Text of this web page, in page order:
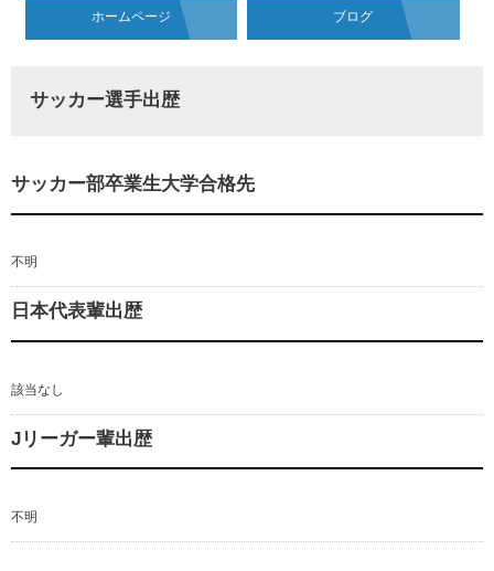
ホームページ ブログ
サッカー選手出歴
サッカー部卒業生大学合格先
不明
日本代表輩出歴
該当なし
Jリーガー輩出歴
不明